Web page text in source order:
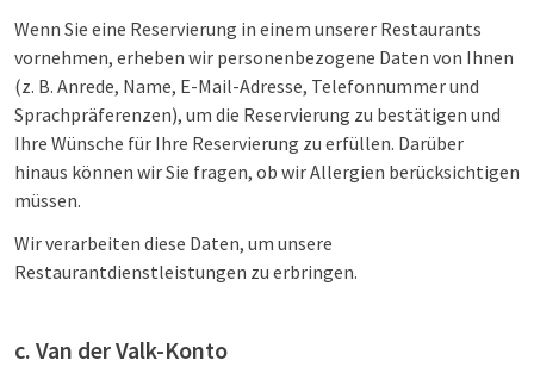
Wenn Sie eine Reservierung in einem unserer Restaurants
vornehmen, erheben wir personenbezogene Daten von Ihnen
(z. B. Anrede, Name, E-Mail-Adresse, Telefonnummer und
Sprachpräferenzen), um die Reservierung zu bestätigen und
Ihre Wünsche für Ihre Reservierung zu erfüllen. Darüber
hinaus können wir Sie fragen, ob wir Allergien berücksichtigen
müssen.
Wir verarbeiten diese Daten, um unsere
Restaurantdienstleistungen zu erbringen.
c. Van der Valk-Konto